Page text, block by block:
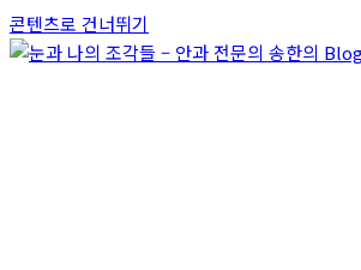
콘텐츠로 건너뛰기